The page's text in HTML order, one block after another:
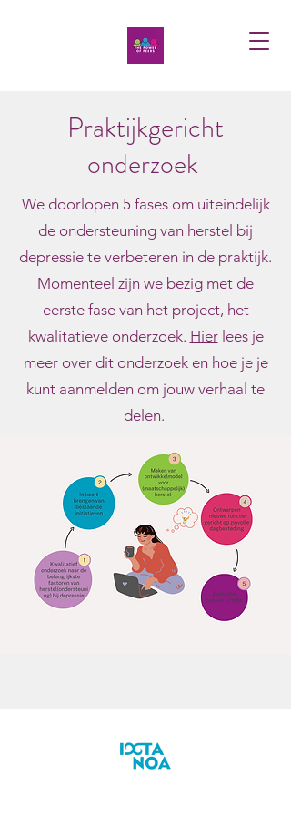
Praktijkgericht
onderzoek
We doorlopen 5 fases om uiteindelijk
de ondersteuning van herstel bij
depressie te verbeteren in de praktijk.
Momenteel zijn we bezig met de
eerste fase van het project, het
kwalitatieve onderzoek. Hierlees je
meer over dit onderzoek en hoe je je
kunt aanmelden om jouw verhaal te
delen.